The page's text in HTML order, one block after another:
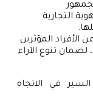
التجارية
المؤثرين
تنوع الآراء
في الاتجاه